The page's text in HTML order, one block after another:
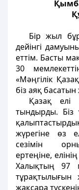
Бір жыл
дейінгі
еттім. Басты
30
«Мәңгілік
біз аяқ басатын
Қазақ
тындырды. Біз
жүрегіне өз
сезімін
ертеңіне,
Халықтың 97
жақсара